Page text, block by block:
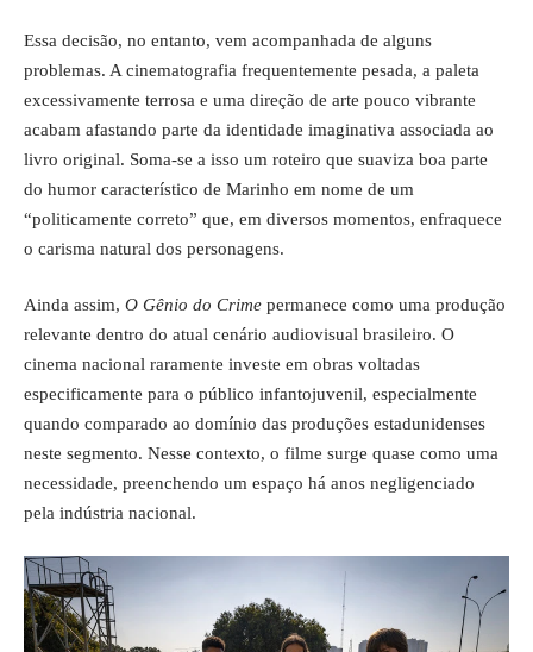
Essa decisão, no entanto, vem acompanhada de alguns
problemas. A cinematografia frequentemente pesada, a paleta
excessivamente terrosa e uma direção de arte pouco vibrante
acabam afastando parte da identidade imaginativa associada ao
livro original. Soma-se a isso um roteiro que suaviza boa parte
do humor característico de Marinho em nome de um
“politicamente correto” que, em diversos momentos, enfraquece
o carisma natural dos personagens.
Ainda assim, O Gênio do Crime permanece como uma produção
relevante dentro do atual cenário audiovisual brasileiro. O
cinema nacional raramente investe em obras voltadas
especificamente para o público infantojuvenil, especialmente
quando comparado ao domínio das produções estadunidenses
neste segmento. Nesse contexto, o filme surge quase como uma
necessidade, preenchendo um espaço há anos negligenciado
pela indústria nacional.